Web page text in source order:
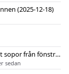
(2025-12-18)
Göteborg: Bostadsbolaget vädjar att sluta kasta ut sopor från fönstren
sedan